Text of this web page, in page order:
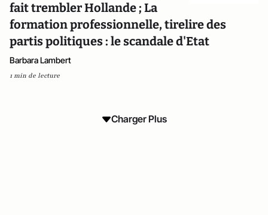
fait trembler Hollande ; La
formation professionnelle, tirelire des
partis politiques : le scandale d'Etat
Barbara Lambert
1 min de lecture
Charger Plus